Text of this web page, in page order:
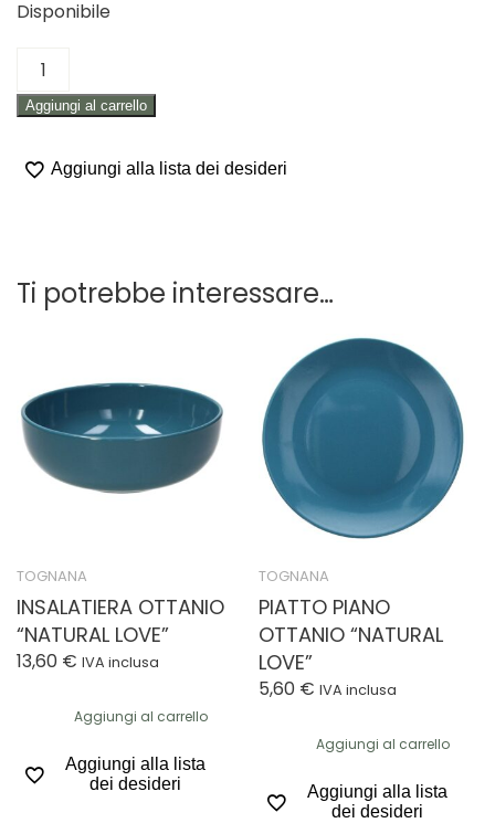
Disponibile
PIATTO
OTTANIO
LOVE"
Aggiungi al carrello
Aggiungi alla lista dei desideri
Ti potrebbe interessare…
TOGNANA
INSALATIERA OTTANIO
“NATURAL LOVE”
13,60 € IVA inclusa
Aggiungi al carrello
Aggiungi alla lista
dei desideri
TOGNANA
PIATTO PIANO
OTTANIO “NATURAL
LOVE”
5,60 € IVA inclusa
Aggiungi al carrello
Aggiungi alla lista
dei desideri